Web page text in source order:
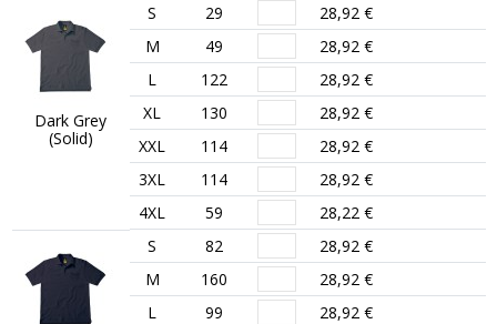
Dark Grey
(Solid)
S 29
28,92 €
M
49
28,92 €
L
122
28,92 €
XL
130
28,92 €
XXL
114
28,92 €
3XL
114
28,92 €
4XL
59 28,22 €
S 82
28,92 €
M
160
28,92 €
L
99
28,92 €